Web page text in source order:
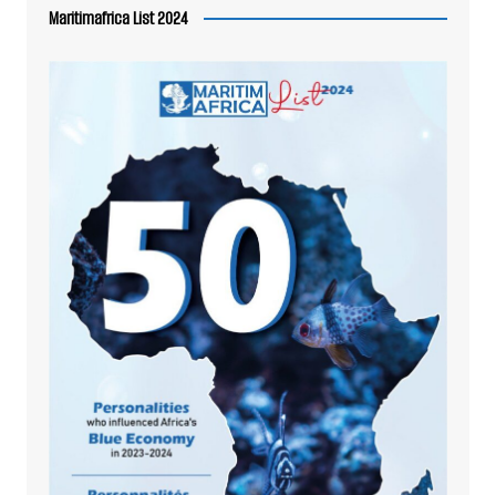
Maritimafrica List 2024